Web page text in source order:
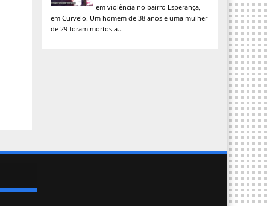
em violência no bairro Esperança,
em Curvelo. Um homem de 38 anos e uma mulher
de 29 foram mortos a...